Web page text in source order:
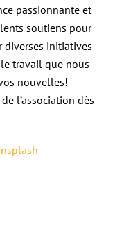
passionnante et
soutiens pour
diverses initiatives
travail que nous
nouvelles!
l’association dès